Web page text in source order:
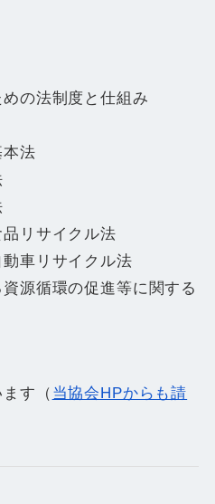
の法制度と仕組み
本法
品リサイクル法
動車リサイクル法
源循環の促進等に関する
す（ 当協会HPからも請